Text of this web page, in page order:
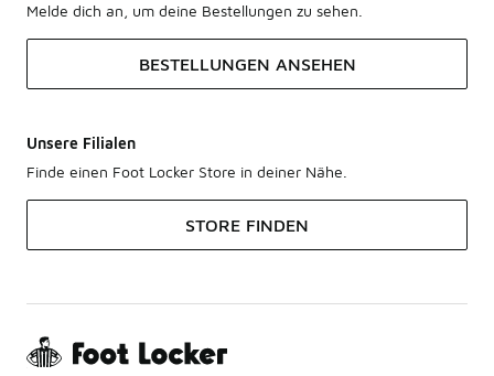
Melde dich an, um deine Bestellungen zu sehen.
BESTELLUNGEN ANSEHEN
Unsere Filialen
Finde einen Foot Locker Store in deiner Nähe.
STORE FINDEN